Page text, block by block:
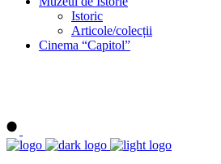
Istoric
Articole/colecții
Cinema “Capitol”